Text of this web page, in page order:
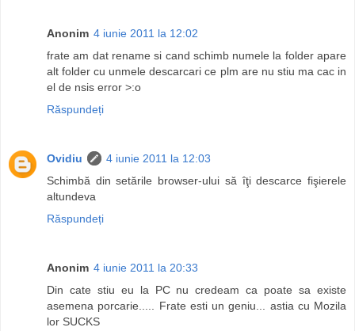
Anonim 4 iunie 2011 la 12:02
frate am dat rename si cand schimb numele la folder apare
alt folder cu unmele descarcari ce plm are nu stiu ma cac in
el de nsis error >:o
Răspundeți
Ovidiu
4 iunie 2011 la 12:03
Schimbă din setările browser-ului să îţi descarce fişierele
altundeva
Răspundeți
Anonim 4 iunie 2011 la 20:33
Din cate stiu eu la PC nu credeam ca poate sa existe
asemena porcarie..... Frate esti un geniu... astia cu Mozila
lor SUCKS